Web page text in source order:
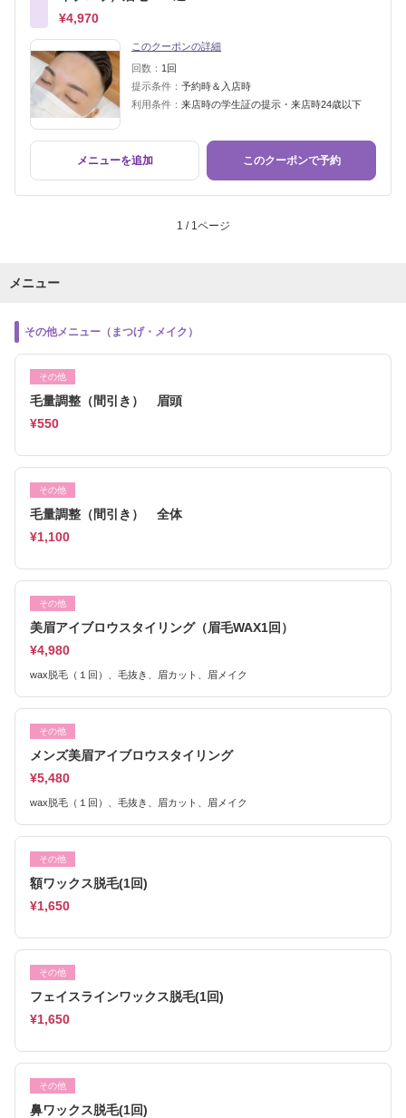
¥4,970
このクーポンの詳細
回数： 1回
提示条件： 予約時＆入店時
利用条件： 来店時の学生証の提示・来店時24歳以下
メニューを追加 このクーポンで予約
1 / 1ページ
メニュー
その他メニュー（まつげ・メイク）
その他
毛量調整（間引き） 眉頭
¥550
その他
毛量調整（間引き） 全体
¥1,100
その他
美眉アイブロウスタイリング（眉毛WAX1回）
¥4,980
wax脱毛（１回）、毛抜き、眉カット、眉メイク
その他
メンズ美眉アイブロウスタイリング
¥5,480
wax脱毛（１回）、毛抜き、眉カット、眉メイク
その他
額ワックス脱毛(1回)
¥1,650
その他
フェイスラインワックス脱毛(1回)
¥1,650
その他
鼻ワックス脱毛(1回)